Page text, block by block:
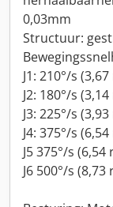
0,03mm
Structuur:
J1: 210°/s
J2: 180°/s
J3: 225°/s
J4: 375°/s
J5 375°/s (6,54
J6 500°/s (8,73